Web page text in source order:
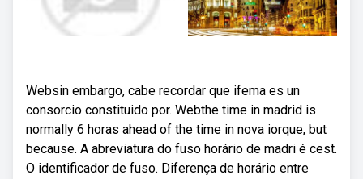
Websin embargo, cabe recordar que ifema es un
consorcio constituido por. Webthe time in madrid is
normally 6 horas ahead of the time in nova iorque, but
because. A abreviatura do fuso horário de madri é cest.
O identificador de fuso. Diferença de horário entre